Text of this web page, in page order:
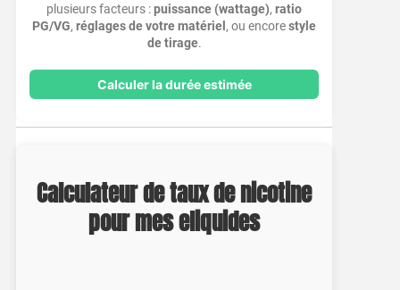
plusieurs facteurs :puissance (wattage),ratio
PG/VG,réglages de votre matériel , ou encorestyle
de tirage.
Calculer la durée estimée
Calculateur de taux de nicotine
pour mes eliquides